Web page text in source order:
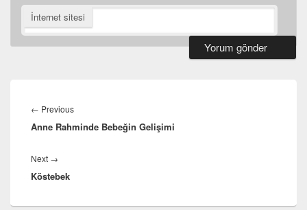
İnternet sitesi
gezinmesi
← PreviousPrevious
post:
Anne Rahminde Bebeğin Gelişimi
Next →
post:
Köstebek